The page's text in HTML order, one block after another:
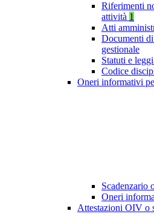
Riferimenti
attività 1
Atti
Documenti
gestionale
Statuti e
Codice
Oneri informativi
Scadenzario
Oneri
Attestazioni OIV o